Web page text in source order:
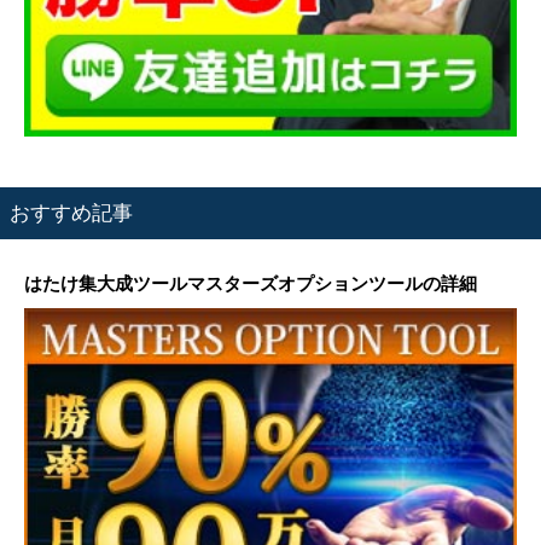
おすすめ記事
はたけ集大成ツールマスターズオプションツールの詳細